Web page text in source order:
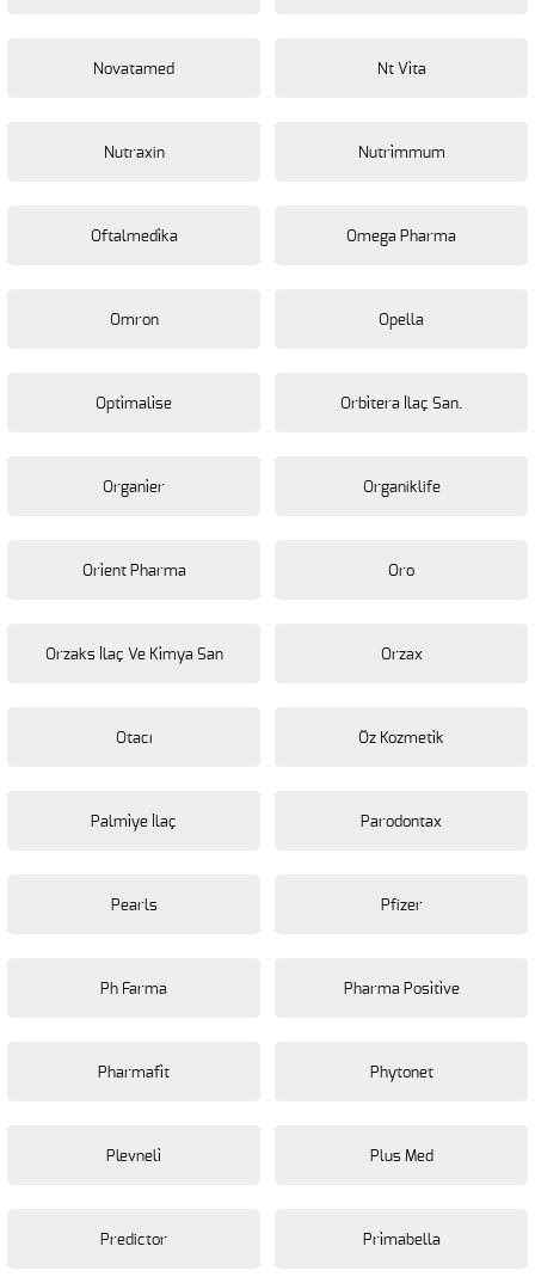
Novatamed Nt Vi̇ta
Nutraxin Nutri̇mmum
Oftalmedi̇ka Omega Pharma
Omron Opella
Opti̇mali̇se Orbi̇tera İlaç San.
Organi̇er Organiklife
Ori̇ent Pharma Oro
Orzaks İlaç Ve Ki̇mya San Orzax
Otacı Öz Kozmeti̇k
Palmi̇ye İlaç Parodontax
Pearls Pfizer
Ph Farma Pharma Posi̇ti̇ve
Pharmafi̇t Phytonet
Plevneli̇ Plus Med
Predictor Pri̇mabella